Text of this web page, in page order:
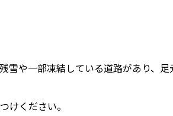
雪や一部凍結している道路があり、足
けください。